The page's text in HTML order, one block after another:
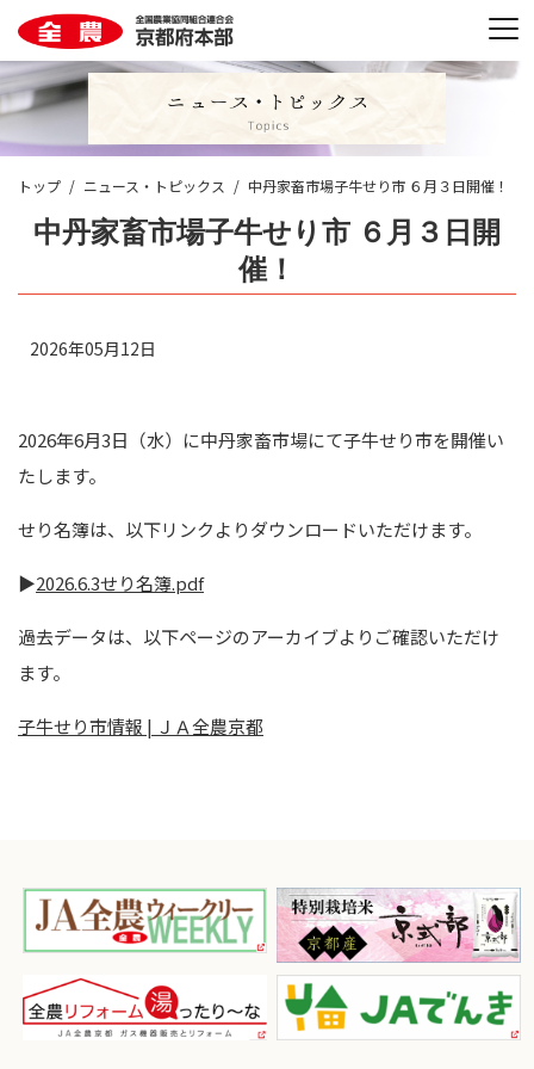
トップ ニュース・トピックス 中丹家畜市場子牛せり市 ６月３日開催！
中丹家畜市場子牛せり市 ６月３日開
催！
2026年05月12日
2026年6月3日（水）に中丹家畜市場にて子牛せり市を開催い
たします。
せり名簿は、以下リンクよりダウンロードいただけます。
▶️2026.6.3せり名簿.pdf
過去データは、以下ページのアーカイブよりご確認いただけ
ます。
子牛せり市情報 | ＪＡ全農京都